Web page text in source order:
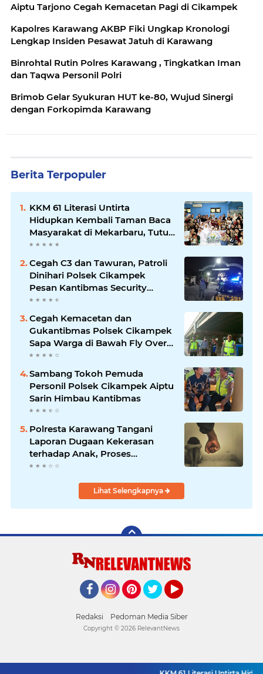
Aiptu Tarjono Cegah Kemacetan Pagi di Cikampek
Kapolres Karawang AKBP Fiki Ungkap Kronologi
Lengkap Insiden Pesawat Jatuh di Karawang
Binrohtal Rutin Polres Karawang , Tingkatkan Iman
dan Taqwa Personil Polri
Brimob Gelar Syukuran HUT ke-80, Wujud Sinergi
dengan Forkopimda Karawang
Berita Terpopuler
KKM 61 Literasi Untirta
Hidupkan Kembali Taman Baca
Masyarakat di Mekarbaru, Tutup
Program dengan Festival
Literasi
Cegah C3 dan Tawuran, Patroli
Dinihari Polsek Cikampek
Pesan Kantibmas Security
Perumahan
Cegah Kemacetan dan
Gukantibmas Polsek Cikampek
Sapa Warga di Bawah Fly Over
Cikampek
Sambang Tokoh Pemuda
Personil Polsek Cikampek Aiptu
Sarin Himbau Kantibmas
Polresta Karawang Tangani
Laporan Dugaan Kekerasan
terhadap Anak, Proses
Penyelidikan Dilakukan Satres
Lihat Selengkapnya
Redaksi Pedoman Media Siber
Copyright © 2026 RelevantNews